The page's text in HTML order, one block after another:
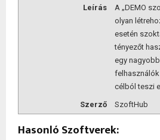
Leírás
A „DEMO
olyan
esetén
tényezőt
egy
célból teszi
Szerző
SzoftHub
Hasonló Szoftverek: